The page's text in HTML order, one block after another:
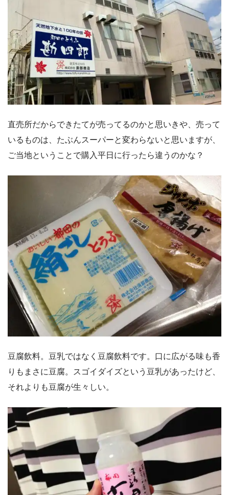
直売所だからできたてが売ってるのかと思いきや、売って
いるものは、たぶんスーパーと変わらないと思いますが、
ご当地ということで購入平日に行ったら違うのかな？
豆腐飲料。豆乳ではなく豆腐飲料です。口に広がる味も香
りもまさに豆腐。スゴイダイズという豆乳があったけど、
それよりも豆腐が生々しい。